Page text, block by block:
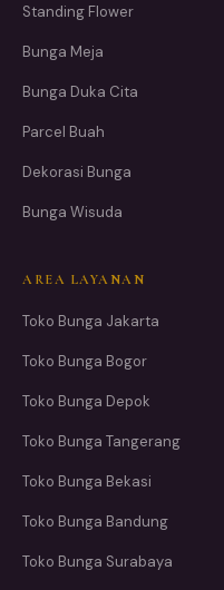
Standing Flower
Bunga Meja
Bunga Duka Cita
Parcel Buah
Dekorasi Bunga
Bunga Wisuda
AREA LAYANAN
Toko Bunga Jakarta
Toko Bunga Bogor
Toko Bunga Depok
Toko Bunga Tangerang
Toko Bunga Bekasi
Toko Bunga Bandung
Toko Bunga Surabaya